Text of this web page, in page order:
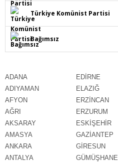
ADANA
ADIYAMAN
AFYON
AĞRI
AKSARAY
AMASYA
ANKARA
ANTALYA
EDİRNE
ELAZIĞ
ERZİNCAN
ERZURUM
ESKİŞEHİR
GAZİANTEP
GİRESUN
GÜMÜŞHANE
Türkiye Komünist Partisi
Bağımsız